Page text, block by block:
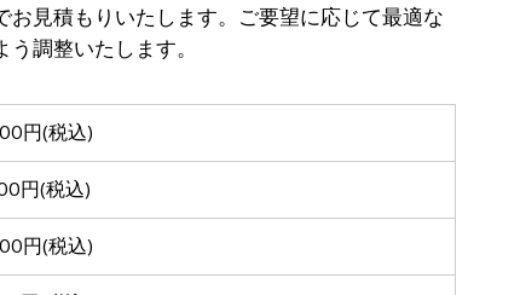
見積もりいたします。ご要望に応じて最適な
調整いたします。
円(税込)
円(税込)
円(税込)